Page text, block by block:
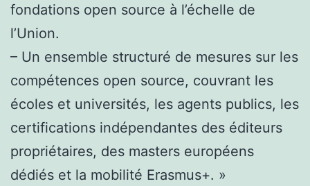
fondations open source à l’échelle de
l’Union.
– Un ensemble structuré de mesures sur les
compétences open source, couvrant les
écoles et universités, les agents publics, les
certifications indépendantes des éditeurs
propriétaires, des masters européens
dédiés et la mobilité Erasmus+. »